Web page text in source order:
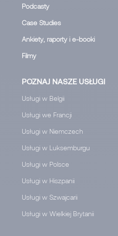
Podcasty
Case Studies
Ankiety, raporty i e-booki
Filmy
POZNAJ NASZE USŁUGI
Usługi w Belgii
Usługi we Francji
Usługi w Niemczech
Usługi w Luksemburgu
Usługi w Polsce
Usługi w Hiszpanii
Usługi w Szwajcarii
Usługi w Wielkiej Brytanii